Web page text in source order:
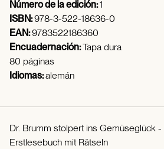
Número de la edición:1
ISBN:978-3-522-18636-0
EAN:9783522186360
Encuadernación:Tapa dura
80 páginas
Idiomas:alemán
Dr. Brumm stolpert ins Gemüseglück
Erstlesebuch mit Rätseln